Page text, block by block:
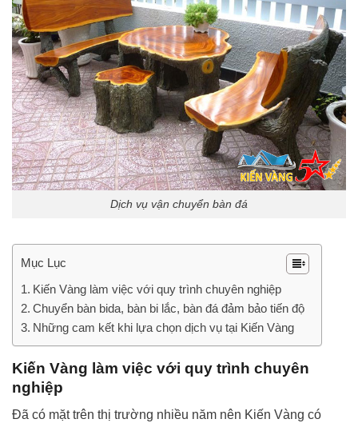
Dịch vụ vận chuyển bàn đá
Mục Lục
Kiến Vàng làm việc với quy trình chuyên nghiệp
Chuyển bàn bida, bàn bi lắc, bàn đá đảm bảo tiến độ
Những cam kết khi lựa chọn dịch vụ tại Kiến Vàng
Kiến Vàng làm việc với quy trình chuyên
nghiệp
Đã có mặt trên thị trường nhiều năm nên Kiến Vàng có